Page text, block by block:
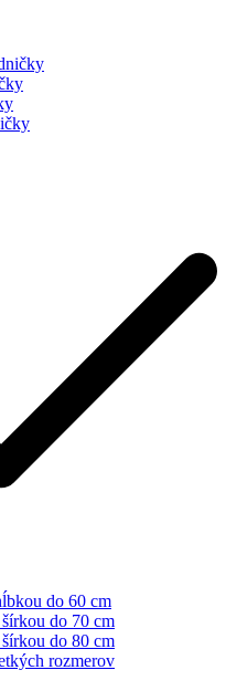
do 60 cm
do 70 cm
do 80 cm
rozmerov